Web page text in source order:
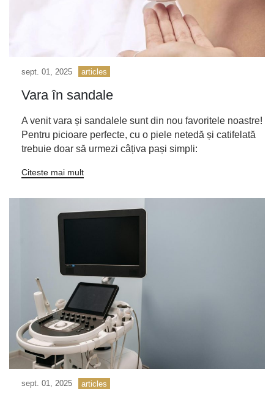
sept. 01, 2025 articles
Vara în sandale
A venit vara și sandalele sunt din nou favoritele noastre!
Pentru picioare perfecte, cu o piele netedă și catifelată
trebuie doar să urmezi câțiva pași simpli:
Citeste mai mult
sept. 01, 2025 articles